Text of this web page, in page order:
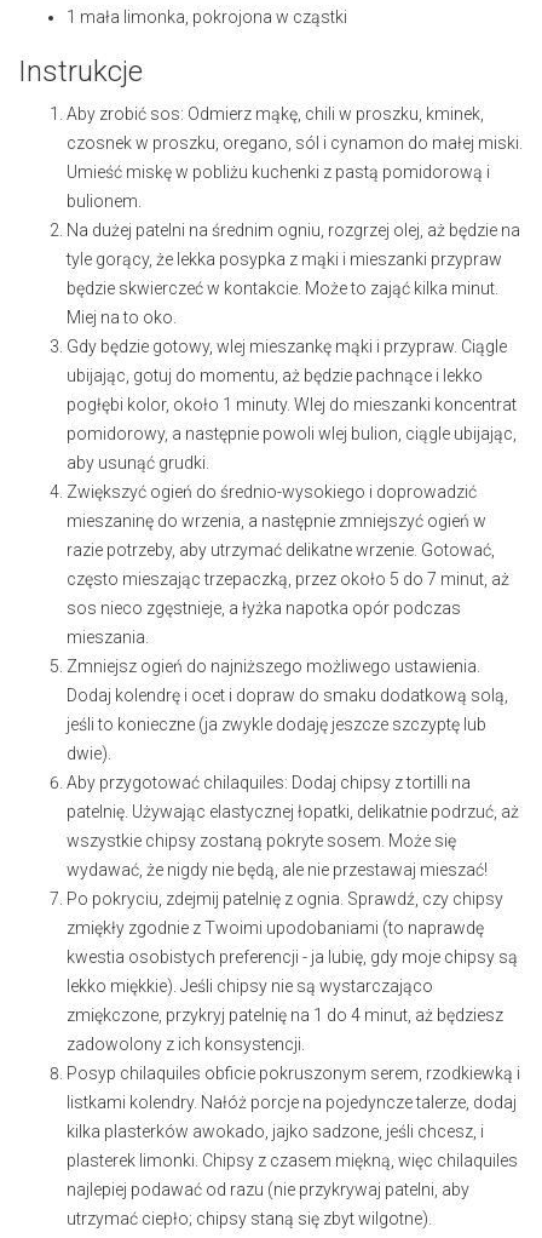
1 mała limonka, pokrojona w cząstki
Instrukcje
Aby zrobić sos: Odmierz mąkę, chili w proszku, kminek,
czosnek w proszku, oregano, sól i cynamon do małej miski.
Umieść miskę w pobliżu kuchenki z pastą pomidorową i
bulionem.
Na dużej patelni na średnim ogniu, rozgrzej olej, aż będzie na
tyle gorący, że lekka posypka z mąki i mieszanki przypraw
będzie skwierczeć w kontakcie. Może to zająć kilka minut.
Miej na to oko.
Gdy będzie gotowy, wlej mieszankę mąki i przypraw. Ciągle
ubijając, gotuj do momentu, aż będzie pachnące i lekko
pogłębi kolor, około 1 minuty. Wlej do mieszanki koncentrat
pomidorowy, a następnie powoli wlej bulion, ciągle ubijając,
aby usunąć grudki.
Zwiększyć ogień do średnio-wysokiego i doprowadzić
mieszaninę do wrzenia, a następnie zmniejszyć ogień w
razie potrzeby, aby utrzymać delikatne wrzenie. Gotować,
często mieszając trzepaczką, przez około 5 do 7 minut, aż
sos nieco zgęstnieje, a łyżka napotka opór podczas
mieszania.
Zmniejsz ogień do najniższego możliwego ustawienia.
Dodaj kolendrę i ocet i dopraw do smaku dodatkową solą,
jeśli to konieczne (ja zwykle dodaję jeszcze szczyptę lub
dwie).
Aby przygotować chilaquiles: Dodaj chipsy z tortilli na
patelnię. Używając elastycznej łopatki, delikatnie podrzuć, aż
wszystkie chipsy zostaną pokryte sosem. Może się
wydawać, że nigdy nie będą, ale nie przestawaj mieszać!
Po pokryciu, zdejmij patelnię z ognia. Sprawdź, czy chipsy
zmiękły zgodnie z Twoimi upodobaniami (to naprawdę
kwestia osobistych preferencji - ja lubię, gdy moje chipsy są
lekko miękkie). Jeśli chipsy nie są wystarczająco
zmiękczone, przykryj patelnię na 1 do 4 minut, aż będziesz
zadowolony z ich konsystencji.
Posyp chilaquiles obficie pokruszonym serem, rzodkiewką i
listkami kolendry. Nałóż porcje na pojedyncze talerze, dodaj
kilka plasterków awokado, jajko sadzone, jeśli chcesz, i
plasterek limonki. Chipsy z czasem miękną, więc chilaquiles
najlepiej podawać od razu (nie przykrywaj patelni, aby
utrzymać ciepło; chipsy staną się zbyt wilgotne).